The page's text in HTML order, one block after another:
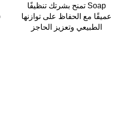
Soap تمنح بشرتك تنظيفًا
عميقًا مع الحفاظ على توازنها
الطبيعي وتعزيز الحاجز